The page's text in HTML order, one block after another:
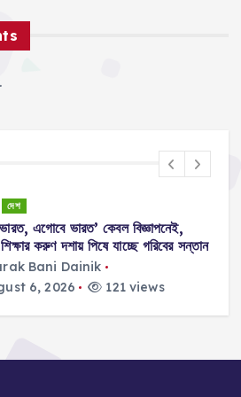
দেশ
এগোবে ভারত’ কেবল বিজ্ঞাপনেই,
করুণ দশায় পিষে যাচ্ছে গরিবের সন্তান
Bani Dainik
6, 2026
121 views